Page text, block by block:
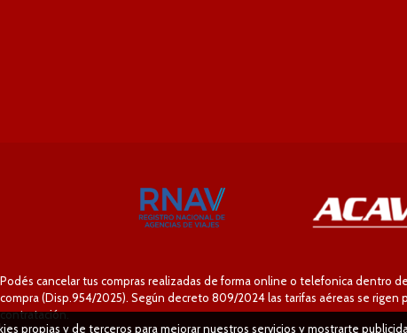
Podés cancelar tus compras realizadas de forma online o telefonica dentro
compra (Disp.954/2025). Según decreto 809/2024 las tarifas aéreas se
contratación.
propias y de terceros para mejorar nuestros servicios y mostrarte